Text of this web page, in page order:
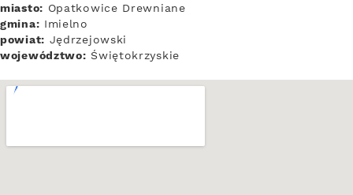
miasto: Opatkowice Drewniane
gmina: Imielno
powiat: Jędrzejowski
województwo: Świętokrzyskie